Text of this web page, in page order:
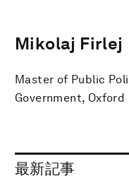
Mikolaj Firlej
Master of Public
Government, Oxford
最新記事